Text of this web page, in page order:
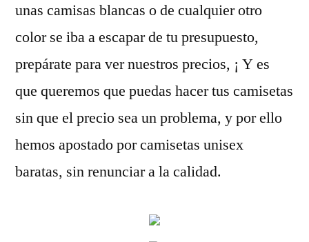
unas camisas blancas o de cualquier otro
color se iba a escapar de tu presupuesto,
prepárate para ver nuestros precios, ¡ Y es
que queremos que puedas hacer tus camisetas
sin que el precio sea un problema, y por ello
hemos apostado por camisetas unisex
baratas, sin renunciar a la calidad.